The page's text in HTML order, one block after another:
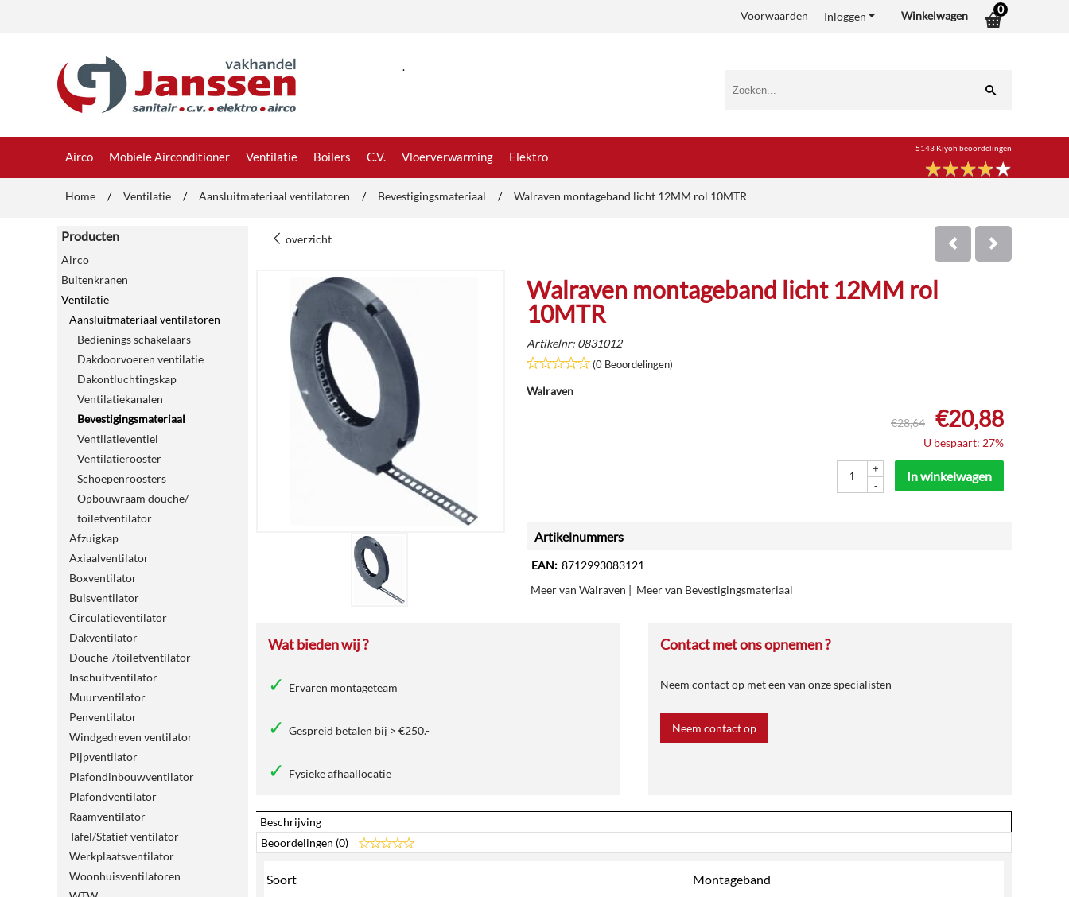
Winkelwagen 0
Inloggen
Voorwaarden
.
Airco Mobiele Airconditioner Ventilatie Boilers C.V. Vloerverwarming Elektro
5143 Kiyoh beoordelingen
★★★★★
★★★★★
Home / Ventilatie / Aansluitmateriaal ventilatoren / Bevestigingsmateriaal / Walraven montageband licht 12MM rol 10MTR
Producten
Airco
Buitenkranen
Ventilatie
Aansluitmateriaal ventilatoren
Bedienings schakelaars
Dakdoorvoeren ventilatie
Dakontluchtingskap
Ventilatiekanalen
Bevestigingsmateriaal
Ventilatieventiel
Ventilatierooster
Schoepenroosters
Opbouwraam douche/-
toiletventilator
Afzuigkap
Axiaalventilator
Boxventilator
Buisventilator
Circulatieventilator
Dakventilator
Douche-/toiletventilator
Inschuifventilator
Muurventilator
Penventilator
Windgedreven ventilator
Pijpventilator
Plafondinbouwventilator
Plafondventilator
Raamventilator
Tafel/Statief ventilator
Werkplaatsventilator
Woonhuisventilatoren
overzicht
Walraven montageband licht 12MM rol
10MTR
Artikelnr: 0831012
(0 Beoordelingen)
Walraven
€28,64 €20,88
U bespaart: 27%
+
-
In winkelwagen
Artikelnummers
EAN: 8712993083121
Meer van Walraven | Meer van Bevestigingsmateriaal
Wat bieden wij ?
Ervaren montageteam
Gespreid betalen bij > €250.-
Fysieke afhaallocatie
Contact met ons opnemen ?
Neem contact op met een van onze specialisten
Neem contact op
Beschrijving
Beoordelingen (0)
Soort Montageband